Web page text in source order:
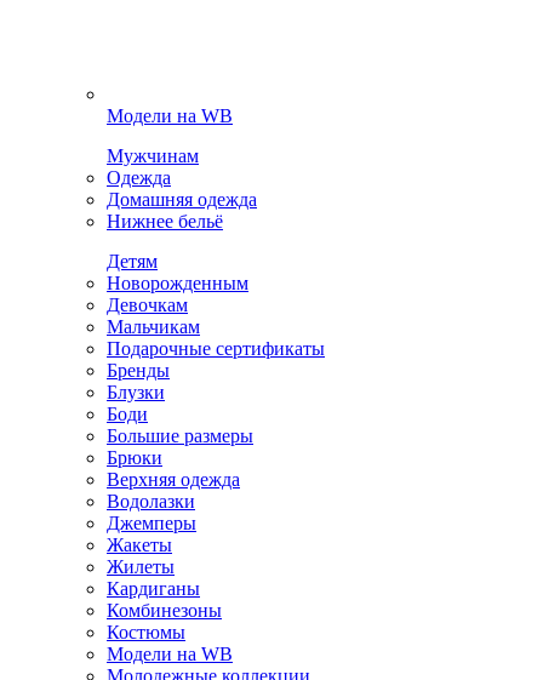
Модели на WB
Мужчинам
Одежда
Домашняя одежда
Нижнее бельё
Детям
Новорожденным
Девочкам
Мальчикам
Подарочные сертификаты
Бренды
Блузки
Боди
Большие размеры
Брюки
Верхняя одежда
Водолазки
Джемперы
Жакеты
Жилеты
Кардиганы
Комбинезоны
Костюмы
Модели на WB
Молодежные коллекции